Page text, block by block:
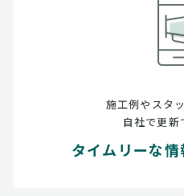
施工例やスタ
自社で更新
タイムリーな情